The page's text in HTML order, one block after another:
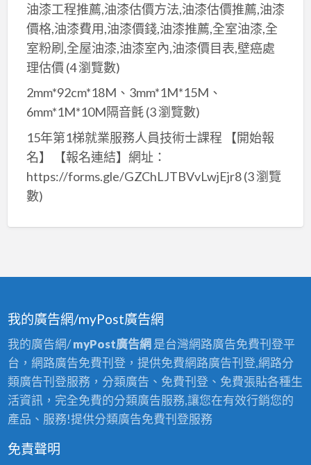
油漆工程推薦,油漆估價方法,油漆估價推薦,油漆
價格,油漆費用,油漆價錢,油漆推薦,全室油漆,全
室粉刷,全屋油漆,油漆室內,油漆價目表,壁癌處
理估價(4 瀏覽數)
2mm*92cm*18M、3mm*1M*15M、
6mm*1M*10M隔音氈(3 瀏覽數)
15年第1梯就業服務人員技術士課程 【開始報
名】 【報名連結】網址：
https://forms.gle/GZChLJTBVvLwjEjr8(3 瀏覽
數)
我的廣告網/myPost廣告網
我的廣告網/myPost廣告網是台灣網路廣告免費刊登平
台，網路廣告免費刊登，提供免費網路廣告刊登,網路分
類廣告刊登服務，分類廣告、免費刊登、免費張貼各種生
活資訊，完全免費的分類廣告服務,讓您在有效行銷您的
產品、服務!提供分類廣告免費刊登服務
免責聲明